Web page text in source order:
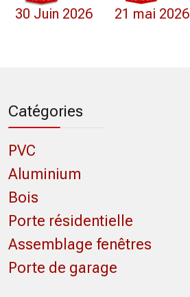
30 Juin 2026 21 mai 2026
Catégories
PVC
Aluminium
Bois
Porte résidentielle
Assemblage fenêtres
Porte de garage